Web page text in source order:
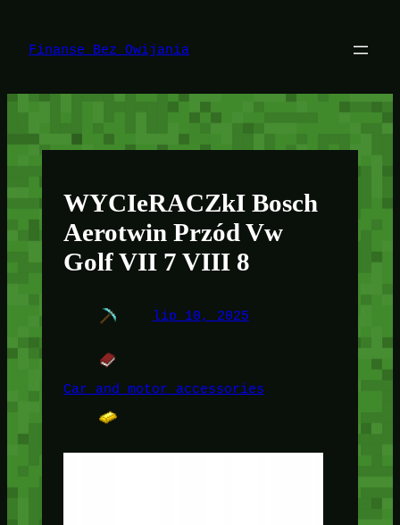
treści
Finanse Bez Owijania
WYCIeRACZkI Bosch
Aerotwin Przód Vw
Golf VII 7 VIII 8
lip 10, 2025
Car and motor accessories